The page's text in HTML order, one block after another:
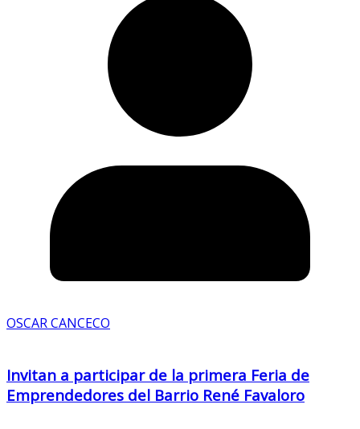
OSCAR CANCECO
Invitan a participar de la primera Feria de
Emprendedores del Barrio René Favaloro